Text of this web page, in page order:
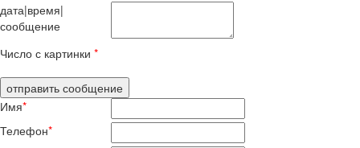
дата|время|
сообщение
Число с картинки *
Имя*
Телефон*